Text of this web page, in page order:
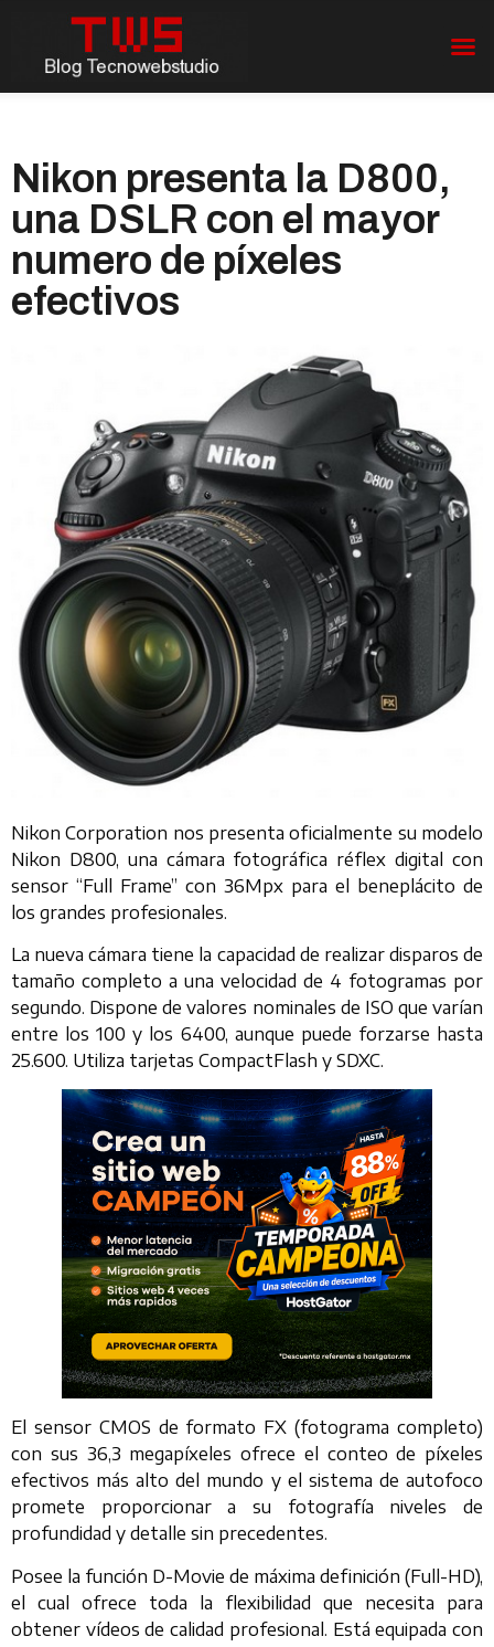
Nikon presenta la D800,
una DSLR con el mayor
numero de píxeles
efectivos
Nikon Corporation nos presenta oficialmente su modelo
Nikon D800, una cámara fotográfica réflex digital con
sensor “Full Frame” con 36Mpx para el beneplácito de
los grandes profesionales.
La nueva cámara tiene la capacidad de realizar disparos de
tamaño completo a una velocidad de 4 fotogramas por
segundo. Dispone de valores nominales de ISO que varían
entre los 100 y los 6400, aunque puede forzarse hasta
25.600. Utiliza tarjetas CompactFlash y SDXC.
El sensor CMOS de formato FX (fotograma completo)
con sus 36,3 megapíxeles ofrece el conteo de píxeles
efectivos más alto del mundo y el sistema de autofoco
promete proporcionar a su fotografía niveles de
profundidad y detalle sin precedentes.
Posee la función D-Movie de máxima definición (Full-HD),
el cual ofrece toda la flexibilidad que necesita para
obtener vídeos de calidad profesional. Está equipada con